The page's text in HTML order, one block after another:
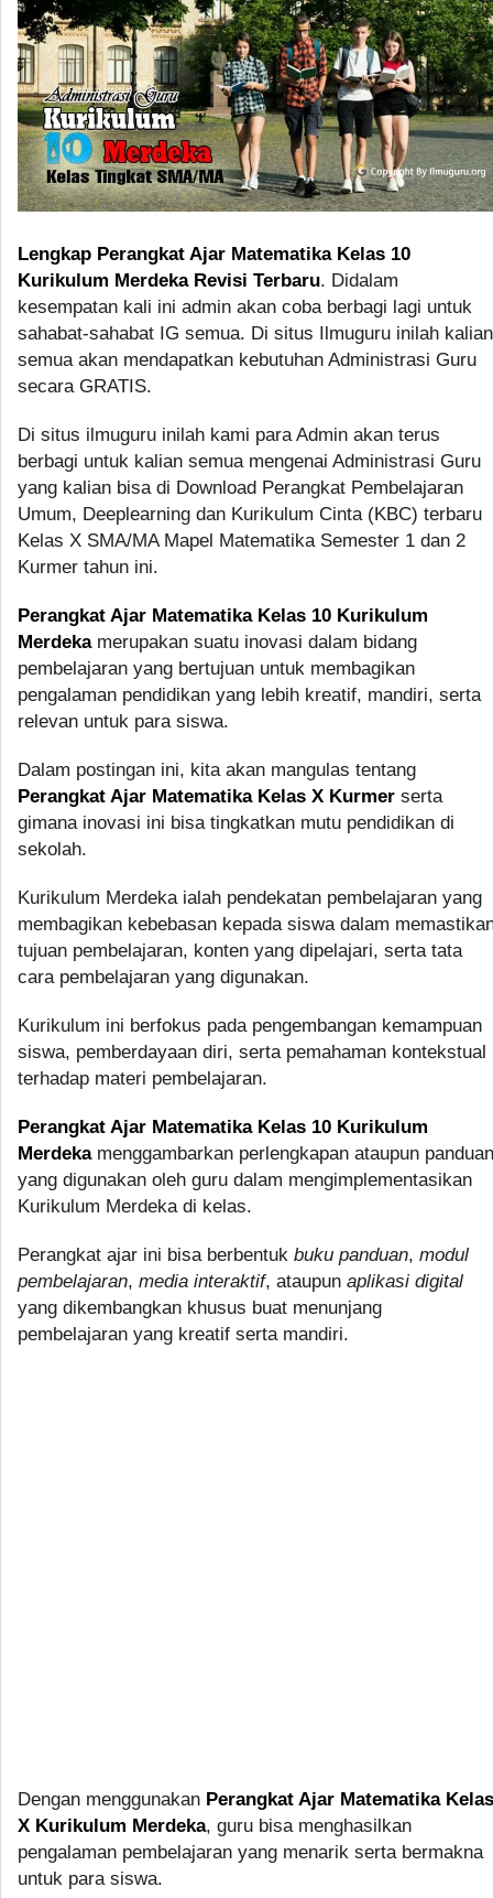
Lengkap Perangkat Ajar Matematika Kelas 10
Kurikulum Merdeka Revisi Terbaru. Didalam
kesempatan kali ini admin akan coba berbagi lagi untuk
sahabat-sahabat IG semua. Di situs Ilmuguru inilah kalian
semua akan mendapatkan kebutuhan Administrasi Guru
secara GRATIS.
Di situs ilmuguru inilah kami para Admin akan terus
berbagi untuk kalian semua mengenai Administrasi Guru
yang kalian bisa di Download Perangkat Pembelajaran
Umum, Deeplearning dan Kurikulum Cinta (KBC) terbaru
Kelas X SMA/MA Mapel Matematika Semester 1 dan 2
Kurmer tahun ini.
Perangkat Ajar Matematika Kelas 10 Kurikulum
Merdekamerupakan suatu inovasi dalam bidang
pembelajaran yang bertujuan untuk membagikan
pengalaman pendidikan yang lebih kreatif, mandiri, serta
relevan untuk para siswa.
Dalam postingan ini, kita akan mangulas tentang
Perangkat Ajar Matematika Kelas X Kurmer serta
gimana inovasi ini bisa tingkatkan mutu pendidikan di
sekolah.
Kurikulum Merdeka ialah pendekatan pembelajaran yang
membagikan kebebasan kepada siswa dalam
tujuan pembelajaran, konten yang dipelajari, serta tata
cara pembelajaran yang digunakan.
Kurikulum ini berfokus pada pengembangan kemampuan
siswa, pemberdayaan diri, serta pemahaman kontekstual
terhadap materi pembelajaran.
Perangkat Ajar Matematika Kelas 10 Kurikulum
Merdekamenggambarkan perlengkapan ataupun panduan
yang digunakan oleh guru dalam mengimplementasikan
Kurikulum Merdeka di kelas.
Perangkat ajar ini bisa berbentuk buku panduan, modul
pembelajaran, media interaktif, ataupun aplikasi digital
yang dikembangkan khusus buat menunjang
pembelajaran yang kreatif serta mandiri.
Dengan menggunakan Perangkat Ajar Matematika Kelas
X Kurikulum Merdeka, guru bisa menghasilkan
pengalaman pembelajaran yang menarik serta bermakna
untuk para siswa.